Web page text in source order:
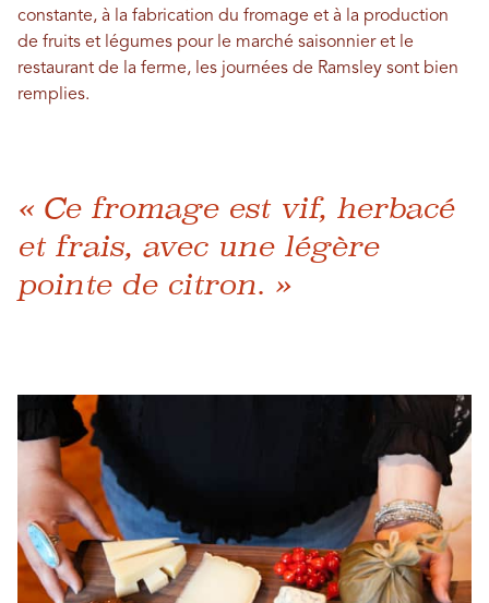
constante, à la fabrication du fromage et à la production
de fruits et légumes pour le marché saisonnier et le
restaurant de la ferme, les journées de Ramsley sont bien
remplies.
« Ce fromage est vif, herbacé
et frais, avec une légère
pointe de citron. »